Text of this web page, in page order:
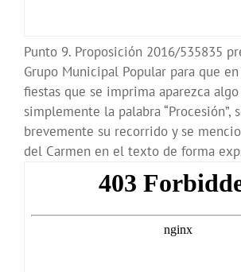
Punto 9. Proposición 2016/535835
Grupo Municipal Popular para que
fiestas que se imprima aparezca
simplemente la palabra “Procesión”,
brevemente su recorrido y se
del Carmen en el texto de forma